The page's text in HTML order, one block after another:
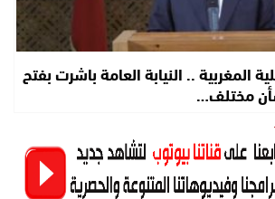
المغربية .. النيابة العامة باشرت بفتح
مختلف…